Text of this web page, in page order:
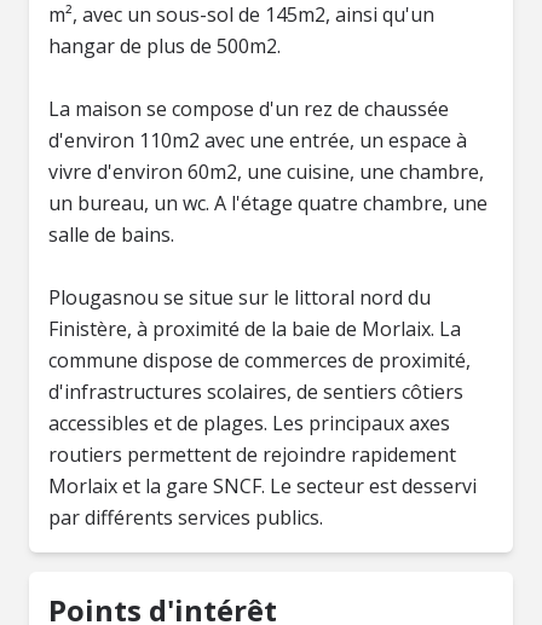
m², avec un sous-sol de 145m2, ainsi qu'un
hangar de plus de 500m2.
La maison se compose d'un rez de chaussée
d'environ 110m2 avec une entrée, un espace à
vivre d'environ 60m2, une cuisine, une chambre,
un bureau, un wc. A l'étage quatre chambre, une
salle de bains.
Plougasnou se situe sur le littoral nord du
Finistère, à proximité de la baie de Morlaix. La
commune dispose de commerces de proximité,
d'infrastructures scolaires, de sentiers côtiers
accessibles et de plages. Les principaux axes
routiers permettent de rejoindre rapidement
Morlaix et la gare SNCF. Le secteur est desservi
par différents services publics.
Points d'intérêt